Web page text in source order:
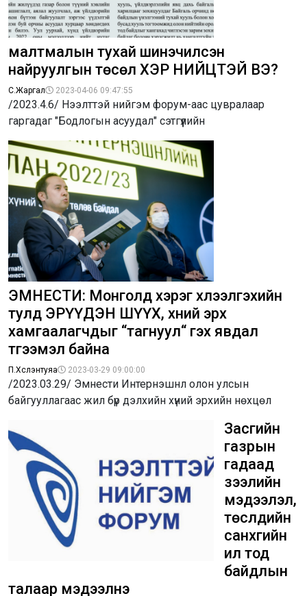
малтмалын тухай шинэчилсэн
найруулгын төсөл ХЭР НИЙЦТЭЙ ВЭ?
С.Жаргал 2023-04-06 09:47:55
/2023.4.6/ Нээлттэй нийгэм форум-аас цувралаар
гаргадаг "Бодлогын асуудал" сэтгүүлийн
ЭМНЕСТИ: Монголд хэрэг хүлээлгэхийн
тулд ЭРҮҮДЭН ШҮҮХ, хүний эрх
хамгаалагчдыг “тагнуул“ гэх явдал
түгээмэл байна
П.Хүслэнтуяа 2023-03-29 09:00:00
/2023.03.29/ Эмнести Интернэшнл олон улсын
байгууллагаас жил бүр дэлхийн хүний эрхийн нөхцөл
Засгийн
газрын
гадаад
зээлийн
мэдээлэл,
төслүүдийн
санхүүгийн
ил тод
байдлын
талаар мэдээлнэ